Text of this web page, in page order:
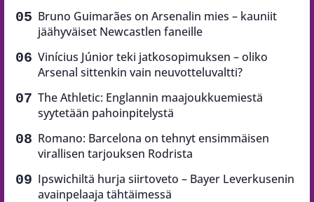
Bruno Guimarães on Arsenalin mies – kauniit
jäähyväiset Newcastlen faneille
Vinícius Júnior teki jatkosopimuksen – oliko
Arsenal sittenkin vain neuvotteluvaltti?
The Athletic: Englannin maajoukkuemiestä
syytetään pahoinpitelystä
Romano: Barcelona on tehnyt ensimmäisen
virallisen tarjouksen Rodrista
Ipswichiltä hurja siirtoveto – Bayer Leverkusenin
avainpelaaja tähtäimessä